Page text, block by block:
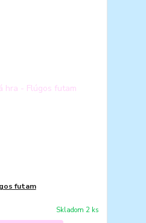
futam
Skladom 2 ks